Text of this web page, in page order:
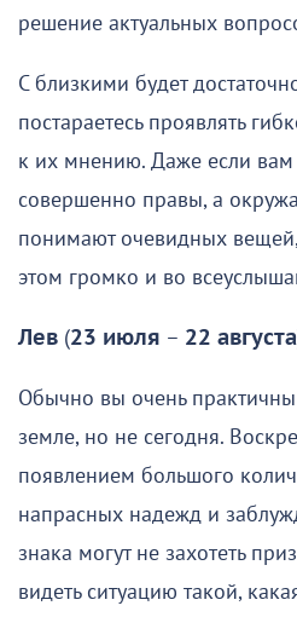
решение актуальных
С близкими будет
постараетесь проявлять
к их мнению. Даже если вам
совершенно правы, а
понимают очевидных вещей,
этом громко и во
Лев (23 июля – 22 августа
Обычно вы очень практичны
земле, но не сегодня.
появлением большого
напрасных надежд и
знака могут не захотеть
видеть ситуацию такой,